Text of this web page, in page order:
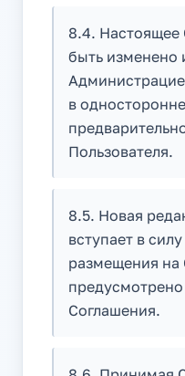
8.4.
быть изменено
в
Пользователя.
8.5. Новая
вступает в
размещения на
Соглашения.